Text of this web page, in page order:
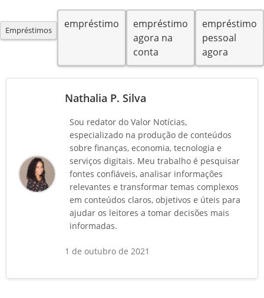
Empréstimos empréstimo
empréstimo
agora na
conta
empréstimo
pessoal
agora
Nathalia P. Silva
Sou redator do Valor Notícias,
especializado na produção de conteúdos
sobre finanças, economia, tecnologia e
serviços digitais. Meu trabalho é pesquisar
fontes confiáveis, analisar informações
relevantes e transformar temas complexos
em conteúdos claros, objetivos e úteis para
ajudar os leitores a tomar decisões mais
informadas.
1 de outubro de 2021